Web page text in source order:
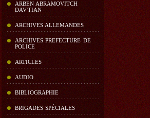
ARBEN ABRAMOVITCH
DAV'TIAN
ARCHIVES ALLEMANDES
ARCHIVES PREFECTURE DE
POLICE
ARTICLES
AUDIO
BIBLIOGRAPHIE
BRIGADES SPÉCIALES